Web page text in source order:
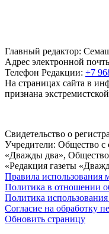
Главный редактор:
Адрес электронной
Телефон Редакции: +7
На страницах сайта в
признана
Свидетельство о
Учредители: Общество с
«Дважды два», Общество
«Редакция газеты
Правила использования
Политика в отношении
Политика
Согласие на обработку
Обновить страницу